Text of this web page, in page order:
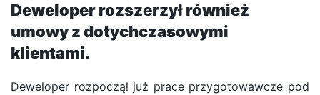
Deweloper rozszerzył również
umowy z dotychczasowymi
klientami.
Deweloper rozpoczął już prace przygotowawcze pod